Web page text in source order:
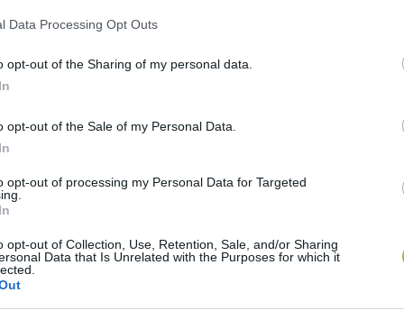
Data Processing Opt Outs
opt-out of the Sharing of my personal data.
opt-out of the Sale of my Personal Data.
opt-out of processing my Personal Data for Targeted
opt-out of Collection, Use, Retention, Sale, and/or Sharing
Data that Is Unrelated with the Purposes for which it
28 napot, olyan fényes győzelmet aratunk, hogy
a becsületét
támogatói néhány száz méterre, a Deák Ferenc
tartott politikai beszédet, Magyar Péter 16
részvételt.
HIRDETÉS